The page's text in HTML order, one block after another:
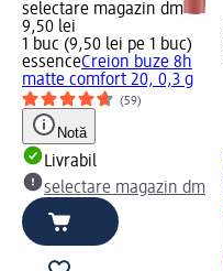
selectare magazin dm
9,50 lei
1 buc (9,50 lei pe 1 buc)
essenceCreion buze 8h
matte comfort 20, 0,3 g
(59)
Notă
Livrabil
selectare magazin dm